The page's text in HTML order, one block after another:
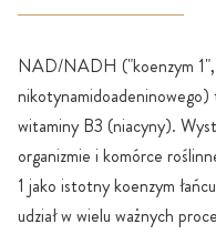
NAD/NADH ("koenzym
witaminy B3 (niacyny).
organizmie i komórce
1 jako istotny koenzym
udział w wielu ważnych